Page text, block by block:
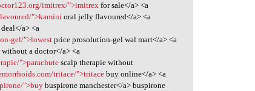
imitrex/">imitrex for sale</a> <a
">kaminioral jelly flavoured</a> <a
a> <a
gel/">lowest price prosolution-gel wal mart</a> <a
without a doctor</a> <a
">parachute scalp therapie without
tritace/">tritace buy online</a> <a
">buy buspirone manchester</a> buspirone